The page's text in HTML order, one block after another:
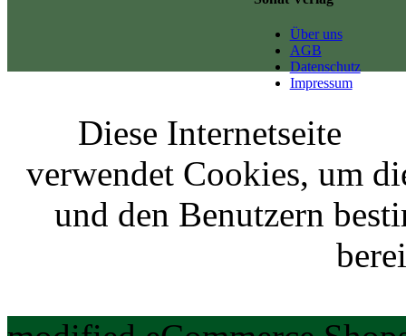
Über uns
AGB
Datenschutz
Impressum
Diese Internetseite
verwendet Cookies, um
und den Benutzern